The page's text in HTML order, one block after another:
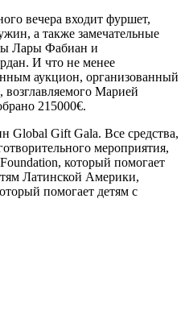
вечера входит фуршет,
а также замечательные
Лары Фабиан и
И что не менее
аукцион, организованный
возглавляемого Марией
215000€.
Global Gift Gala. Все средства,
мероприятия,
который помогает
Латинской Америки,
помогает детям с